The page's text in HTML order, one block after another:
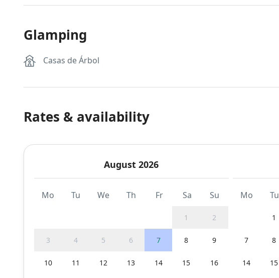
Glamping
Casas de Árbol
Rates & availability
August 2026
Mo Tu We Th Fr Sa Su
1 2
3 4 5 6 7 8 9
10 11 12 13 14 15 16
Mo Tu
1
7 8
14 15